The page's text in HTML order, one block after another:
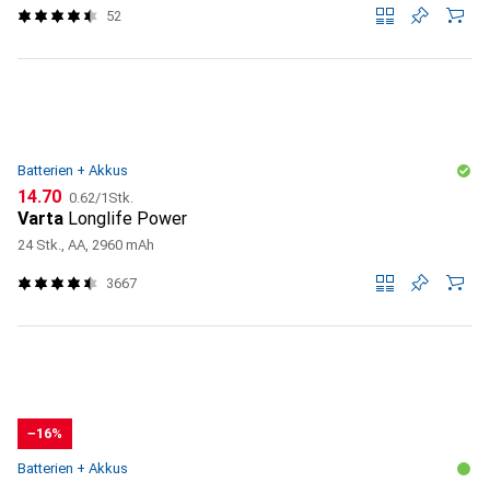
52
Batterien + Akkus
CHF
14.70 CHF
0.62/1Stk.
Varta Longlife Power
24 Stk., AA, 2960 mAh
3667
−16%
Batterien + Akkus